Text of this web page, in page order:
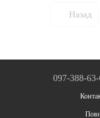
Назад
097-388-